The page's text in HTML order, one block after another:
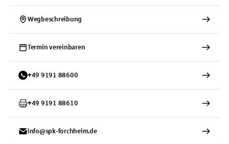
Wegbeschreibung
Termin vereinbaren
+49 9191 88600
+49 9191 88610
info@spk-forchheim.de